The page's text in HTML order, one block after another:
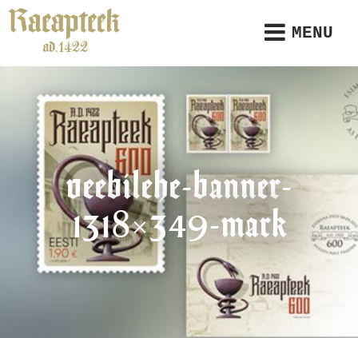
MENU
veebilehe-banner-
1318×349-mark